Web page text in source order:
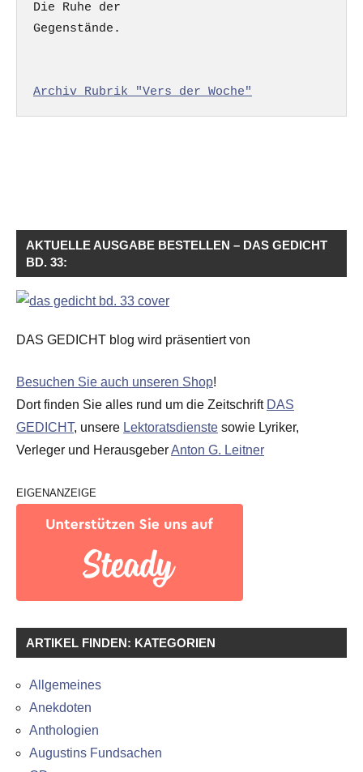
Die Ruhe der
Gegenstände.
Archiv Rubrik "Vers der Woche"
AKTUELLE AUSGABE BESTELLEN – DAS GEDICHT
BD. 33:
DAS GEDICHT blog wird präsentiert von
Besuchen Sie auch unseren Shop!
Dort finden Sie alles rund um die Zeitschrift DAS
GEDICHT, unsere Lektoratsdienste sowie Lyriker,
Verleger und HerausgeberAnton G. Leitner
EIGENANZEIGE
ARTIKEL FINDEN: KATEGORIEN
Allgemeines
Anekdoten
Anthologien
Augustins Fundsachen